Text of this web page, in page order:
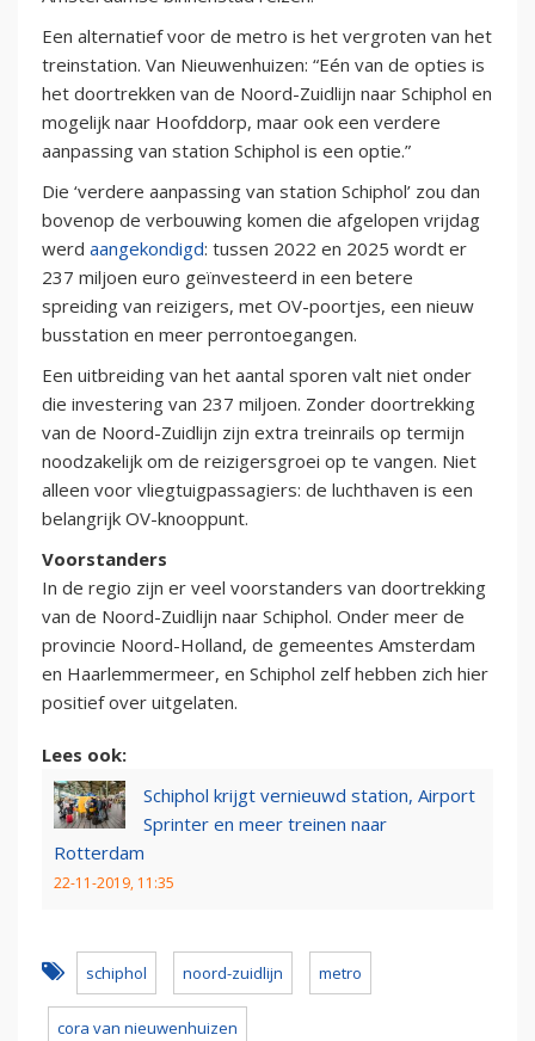
Een alternatief voor de metro is het vergroten van het
treinstation. Van Nieuwenhuizen: “Eén van de opties is
het doortrekken van de Noord-Zuidlijn naar Schiphol en
mogelijk naar Hoofddorp, maar ook een verdere
aanpassing van station Schiphol is een optie.”
Die ‘verdere aanpassing van station Schiphol’ zou dan
bovenop de verbouwing komen die afgelopen vrijdag
werd aangekondigd: tussen 2022 en 2025 wordt er
237 miljoen euro geïnvesteerd in een betere
spreiding van reizigers, met OV-poortjes, een nieuw
busstation en meer perrontoegangen.
Een uitbreiding van het aantal sporen valt niet onder
die investering van 237 miljoen. Zonder doortrekking
van de Noord-Zuidlijn zijn extra treinrails op termijn
noodzakelijk om de reizigersgroei op te vangen. Niet
alleen voor vliegtuigpassagiers: de luchthaven is een
belangrijk OV-knooppunt.
Voorstanders
In de regio zijn er veel voorstanders van doortrekking
van de Noord-Zuidlijn naar Schiphol. Onder meer de
provincie Noord-Holland, de gemeentes Amsterdam
en Haarlemmermeer, en Schiphol zelf hebben zich hier
positief over uitgelaten.
Lees ook:
Schiphol krijgt vernieuwd station, Airport
Sprinter en meer treinen naar
Rotterdam
22-11-2019, 11:35
schiphol noord-zuidlijn metro
cora van nieuwenhuizen